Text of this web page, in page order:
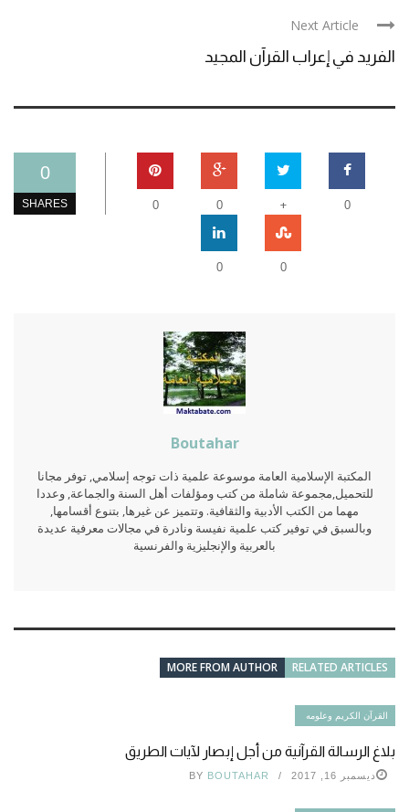
Next Article
الفريد في إعراب القرآن المجيد
0
SHARES 0
+
0
0
0
0
Boutahar
المكتبة الإسلامية العامة موسوعة علمية ذات توجه إسلامي, توفر مجانا
للتحميل,مجموعة شاملة من كتب ومؤلفات أهل السنة والجماعة, وعددا
مهما من الكتب الأدبية والثقافية. وتتميز عن غيرها, بتنوع أقسامها,
وبالسبق في توفير كتب علمية نفيسة ونادرة في مجالات معرفية عديدة
بالعربية والإنجليزية والفرنسية
RELATED ARTICLES
MORE FROM AUTHOR
القرآن الكريم وعلومه
بلاغ الرسالة القرآنية من أجل إبصار لآيات الطريق
ديسمبر 16, 2017 BY BOUTAHAR